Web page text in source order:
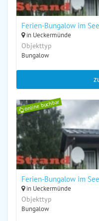
Ferien-Bungalow im
in Ueckermünde
Objekttyp
Bungalow
online buchbar
Ferien-Bungalow im
in Ueckermünde
Objekttyp
Bungalow